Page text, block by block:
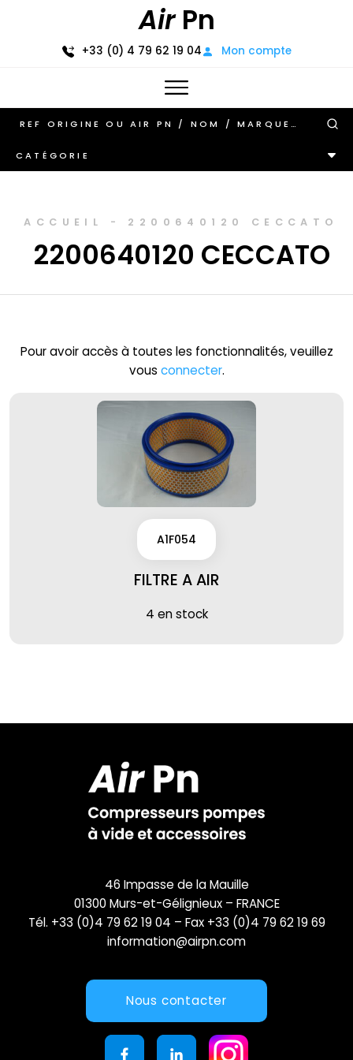
AirPn
+33 (0) 4 79 62 19 04 Mon compte
CATÉGORIE
ACCUEIL - 2200640120 CECCATO
2200640120 CECCATO
Pour avoir accès à toutes les fonctionnalités, veuillez
vous connecter.
A1F054
FILTRE A AIR
4 en stock
46 Impasse de la Mauille
01300 Murs-et-Gélignieux – FRANCE
Tél. +33 (0)4 79 62 19 04 – Fax +33 (0)4 79 62 19 69
information@airpn.com
Nous contacter